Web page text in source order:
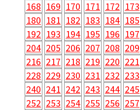
168 169 170 171 172 173
180 181 182 183 184 185
192 193 194 195 196 197
204 205 206 207 208 209
216 217 218 219 220 221
228 229 230 231 232 233
240 241 242 243 244 245
252 253 254 255 256 257